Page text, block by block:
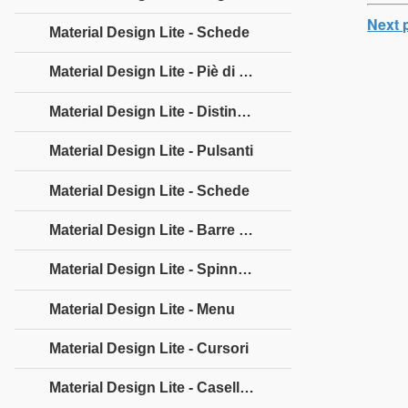
Next
Material Design Lite - Schede
Material Design Lite - Piè di pagina
Material Design Lite - Distintivi
Material Design Lite - Pulsanti
Material Design Lite - Schede
Material Design Lite - Barre di avanzamento
Material Design Lite - Spinners
Material Design Lite - Menu
Material Design Lite - Cursori
Material Design Lite - Caselle di controllo